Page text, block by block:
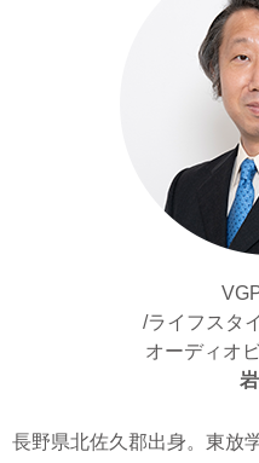
/ライフスタ
オーディオ
長野県北佐久郡出身。東放